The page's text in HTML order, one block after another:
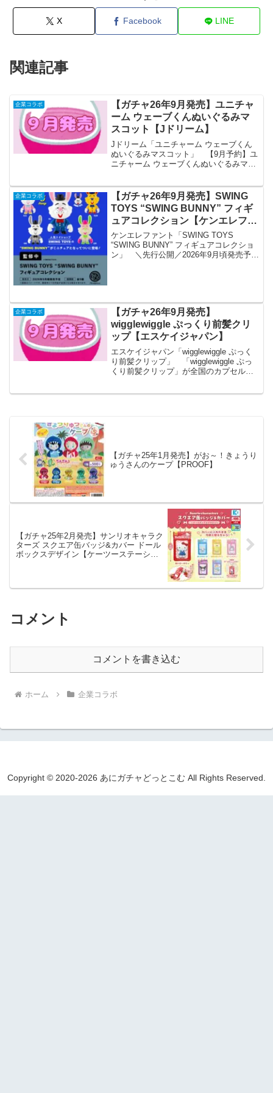
X Facebook LINE
関連記事
企業コラボ
【ガチャ26年9月発売】ユニチャ
ーム ウェーブくんぬいぐるみマ
スコット【Jドリーム】
Jドリーム「ユニチャーム ウェーブくん
ぬいぐるみマスコット」 【9月予約】ユ
ニチャーム ウェーブくんぬいぐるみマス
ぬいぐるみマスコット」が全国のカプセ
ルトイ売...
企業コラボ
【ガチャ26年9月発売】SWING
TOYS “SWING BUNNY” フィギ
ュアコレクション【ケンエレファ
ント】
ケンエレファント「SWING TOYS
“SWING BUNNY” フィギュアコレクショ
ン」 ＼先行公開／2026年9月頃発売予定
企業コラボ
【ガチャ26年9月発売】
wigglewiggle ぷっくり前髪クリ
ップ【エスケイジャパン】
エスケイジャパン「wigglewiggle ぷっく
り前髪クリップ」 「wigglewiggle ぷっ
くり前髪クリップ」が全国のカプセルト
【ガチャ25年1月発売】がお～！きょうり
ゅうさんのケープ【PROOF】
【ガチャ25年2月発売】サンリオキャラク
ターズ スクエア缶バッジ&カバー ドール
ボックスデザイン【ケーツーステーショ
コメント
コメントを書き込む
ホーム 企業コラボ
Copyright © 2020-2026 あにガチャどっとこむ All Rights Reserved.